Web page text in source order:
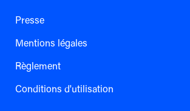
Presse
Mentions légales
Règlement
Conditions d'utilisation